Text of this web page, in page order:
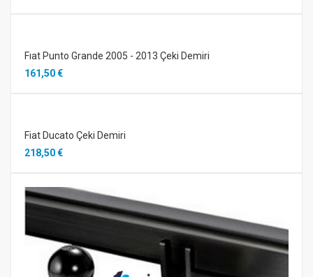
Fıat Punto Grande 2005 - 2013 Çeki Demiri
161,50 €
Fiat Ducato Çeki Demiri
218,50 €